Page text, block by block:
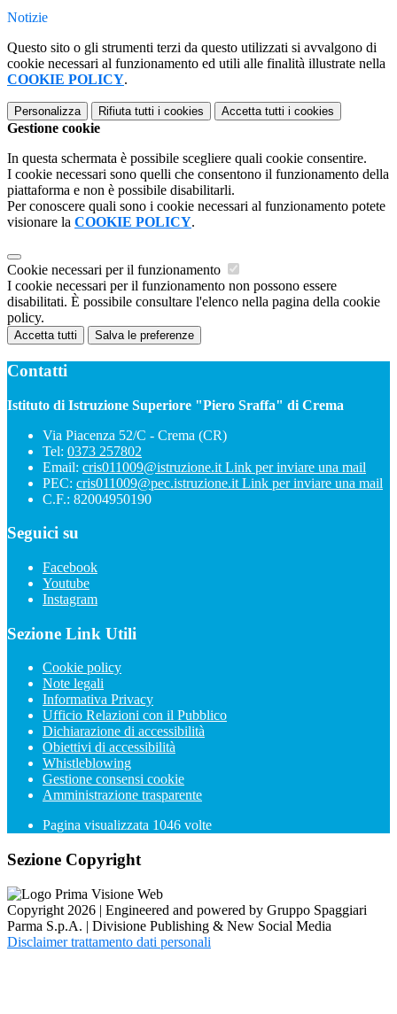
Notizie
Questo sito o gli strumenti terzi da questo utilizzati si avvalgono di
cookie necessari al funzionamento ed utili alle finalità illustrate nella
COOKIE POLICY.
Personalizza Rifiuta tutti i cookies Accetta tutti i cookies
Gestione cookie
In questa schermata è possibile scegliere quali cookie consentire.
I cookie necessari sono quelli che consentono il funzionamento della
piattaforma e non è possibile disabilitarli.
Per conoscere quali sono i cookie necessari al funzionamento potete
visionare la COOKIE POLICY.
Cookie necessari per il funzionamento
I cookie necessari per il funzionamento non possono essere
disabilitati. È possibile consultare l'elenco nella pagina della cookie
policy.
Accetta tutti Salva le preferenze
Contatti
Istituto di Istruzione Superiore "Piero Sraffa" di Crema
Via Piacenza 52/C - Crema (CR)
Tel: 0373 257802
Email: cris011009@istruzione.it Link per inviare una mail
PEC: cris011009@pec.istruzione.it Link per inviare una mail
C.F.: 82004950190
Seguici su
Facebook
Youtube
Instagram
Sezione Link Utili
Cookie policy
Note legali
Informativa Privacy
Ufficio Relazioni con il Pubblico
Dichiarazione di accessibilità
Obiettivi di accessibilità
Whistleblowing
Gestione consensi cookie
Amministrazione trasparente
Pagina visualizzata 1046 volte
Sezione Copyright
Copyright 2026 | Engineered and powered by Gruppo Spaggiari
Parma S.p.A. | Divisione Publishing & New Social Media
Disclaimer trattamento dati personali